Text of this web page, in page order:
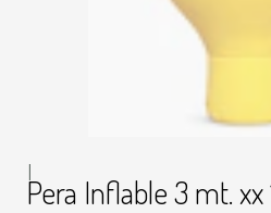
|
Pera Inflable 3 mt. xx